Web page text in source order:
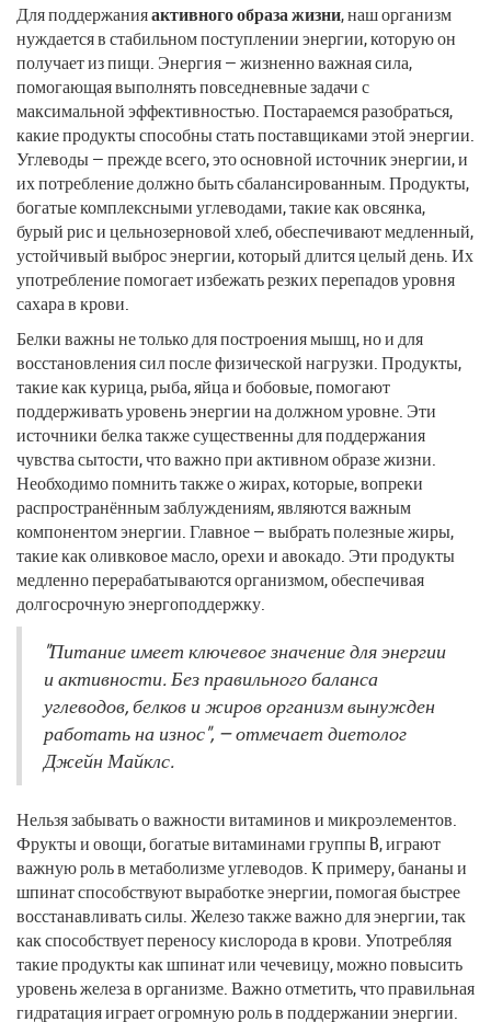
Для поддержанияактивного образа жизни, наш организм
нуждается в стабильном поступлении энергии, которую он
получает из пищи. Энергия — жизненно важная сила,
помогающая выполнять повседневные задачи с
максимальной эффективностью. Постараемся разобраться,
какие продукты способны стать поставщиками этой энергии.
Углеводы — прежде всего, это основной источник энергии, и
их потребление должно быть сбалансированным. Продукты,
богатые комплексными углеводами, такие как овсянка,
бурый рис и цельнозерновой хлеб, обеспечивают медленный,
устойчивый выброс энергии, который длится целый день. Их
употребление помогает избежать резких перепадов уровня
сахара в крови.
Белки важны не только для построения мышц, но и для
восстановления сил после физической нагрузки. Продукты,
такие как курица, рыба, яйца и бобовые, помогают
поддерживать уровень энергии на должном уровне. Эти
источники белка также существенны для поддержания
чувства сытости, что важно при активном образе жизни.
Необходимо помнить также о жирах, которые, вопреки
распространённым заблуждениям, являются важным
компонентом энергии. Главное — выбрать полезные жиры,
такие как оливковое масло, орехи и авокадо. Эти продукты
медленно перерабатываются организмом, обеспечивая
долгосрочную энергоподдержку.
"Питание имеет ключевое значение для энергии
и активности. Без правильного баланса
углеводов, белков и жиров организм вынужден
работать на износ", — отмечает диетолог
Джейн Майклс.
Нельзя забывать о важности витаминов и микроэлементов.
Фрукты и овощи, богатые витаминами группы B, играют
важную роль в метаболизме углеводов. К примеру, бананы и
шпинат способствуют выработке энергии, помогая быстрее
восстанавливать силы. Железо также важно для энергии, так
как способствует переносу кислорода в крови. Употребляя
такие продукты как шпинат или чечевицу, можно повысить
уровень железа в организме. Важно отметить, что правильная
гидратация играет огромную роль в поддержании энергии.